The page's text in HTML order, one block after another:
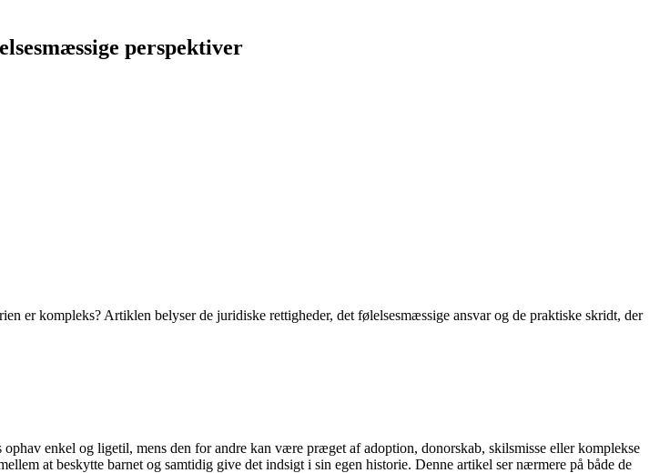
perspektiver
er kompleks? Artiklen belyser de juridiske rettigheder, det følelsesmæssige ansvar og de praktiske skridt, der
enkel og ligetil, mens den for andre kan være præget af adoption, donorskab, skilsmisse eller komplekse
at beskytte barnet og samtidig give det indsigt i sin egen historie. Denne artikel ser nærmere på både de